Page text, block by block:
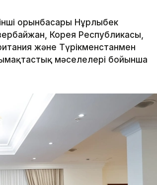
орынбасары Нұрлыбек
Корея Республикасы,
және Түрікменстанмен
мәселелері бойынша